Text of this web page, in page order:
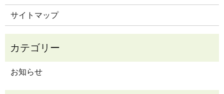
サイトマップ
お知らせ